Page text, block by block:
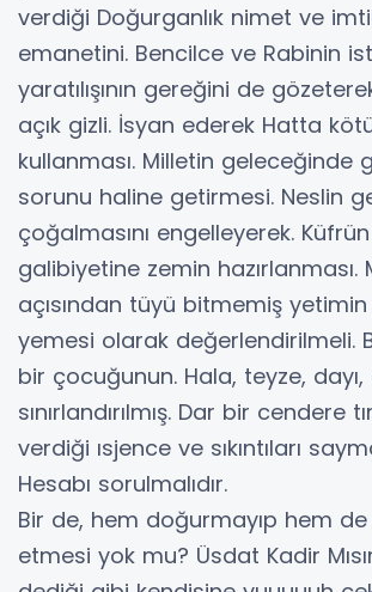
verdiği Doğurganlık nimet ve
emanetini. Bencilce ve Rabinin
yaratılışının gereğini de
açık gizli. İsyan ederek Hatta
kullanması. Milletin geleceğinde
sorunu haline getirmesi. Neslin
çoğalmasını engelleyerek.
galibiyetine zemin hazırlanması.
açısından tüyü bitmemiş yetimin
yemesi olarak değerlendirilmeli.
bir çocuğunun. Hala, teyze, dayı,
sınırlandırılmış. Dar bir cendere
verdiği ısjence ve sıkıntıları
Hesabı sorulmalıdır.
Bir de, hem doğurmayıp hem
etmesi yok mu? Üsdat Kadir